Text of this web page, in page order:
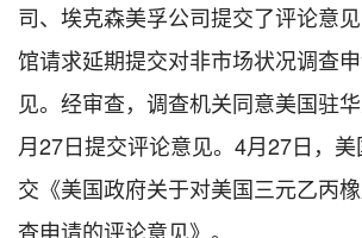
司、埃克森美孚公司提交了评论意
馆请求延期提交对非市场状况调查
见。经审查，调查机关同意美国驻
月27日提交评论意见。4月27日，
交《美国政府关于对美国三元乙丙
查申请的评论意见》。